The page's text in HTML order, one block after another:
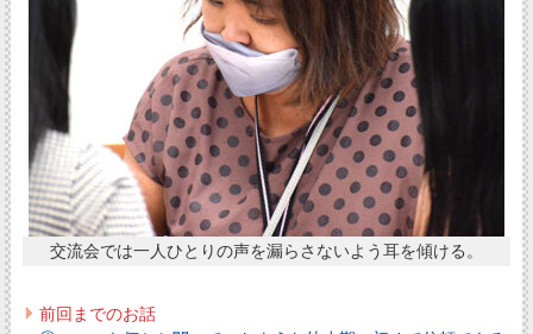
交流会では一人ひとりの声を漏らさないよう耳を傾ける。
前回までのお話